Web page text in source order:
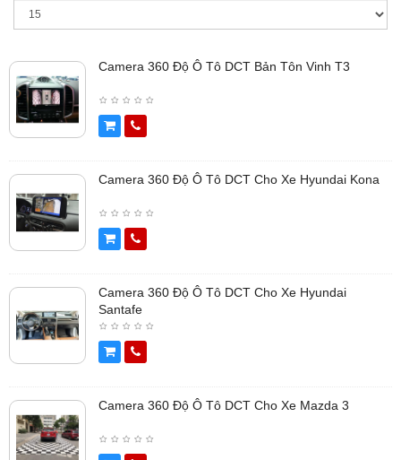
Camera 360 Độ Ô Tô DCT Bản Tôn Vinh T3
Camera 360 Độ Ô Tô DCT Cho Xe Hyundai Kona
Camera 360 Độ Ô Tô DCT Cho Xe Hyundai
Santafe
Camera 360 Độ Ô Tô DCT Cho Xe Mazda 3